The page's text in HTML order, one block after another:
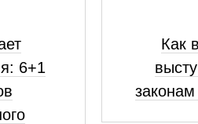
6+1
Как